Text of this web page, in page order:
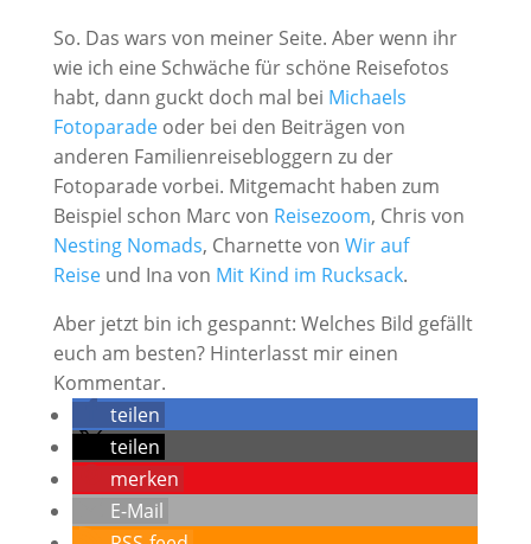
So. Das wars von meiner Seite. Aber wenn ihr
wie ich eine Schwäche für schöne Reisefotos
habt, dann guckt doch mal bei Michaels
Fotoparadeoder bei den Beiträgen von
anderen Familienreisebloggern zu der
Fotoparade vorbei. Mitgemacht haben zum
Beispiel schon Marc von Reisezoom, Chris von
Nesting Nomads, Charnette von Wir auf
Reiseund Ina von Mit Kind im Rucksack.
Aber jetzt bin ich gespannt: Welches Bild gefällt
euch am besten? Hinterlasst mir einen
Kommentar.
teilen
teilen
merken
E-Mail